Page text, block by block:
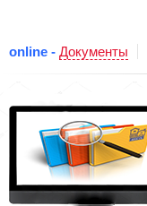
online - Документы